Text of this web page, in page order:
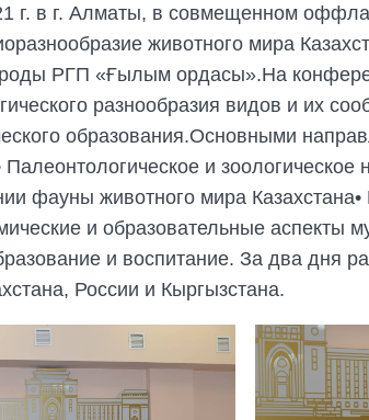
г. в г. Алматы, в совмещенном
животного мира
РГП «Ғылым ордасы».На
разнообразия видов и их
образования.Основными
Палеонтологическое и
фауны животного мира
и образовательные аспекты
и воспитание. За два дня
России и Кыргызстана.